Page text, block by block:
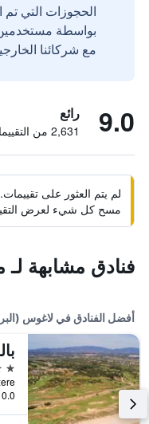
الحجوزات التي تم
مع شركائنا
9.0 رائع
2,631 من التقييمات تم التحقق منها
لم يتم العثور على
مسح كل شيء لعرض
فنادق مشابهة لـ
أفضل الفنادق في لاغوس
5 نجوم
0.0 كيلومتر عن وسط المدينة